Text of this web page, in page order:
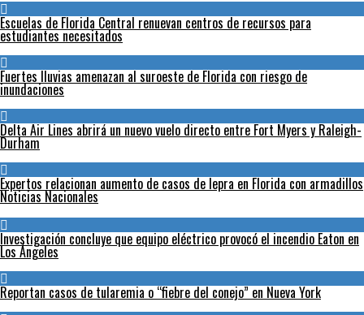
Escuelas de Florida Central renuevan centros de recursos para
estudiantes necesitados
Fuertes lluvias amenazan al suroeste de Florida con riesgo de
inundaciones
Delta Air Lines abrirá un nuevo vuelo directo entre Fort Myers y Raleigh-
Durham
Expertos relacionan aumento de casos de lepra en Florida con armadillos
Noticias Nacionales
Investigación concluye que equipo eléctrico provocó el incendio Eaton en
Los Ángeles
Reportan casos de tularemia o “fiebre del conejo” en Nueva York